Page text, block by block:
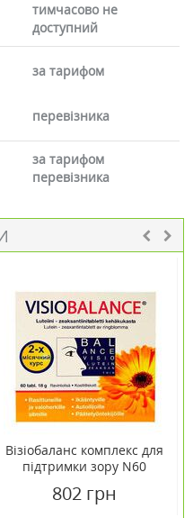
тимчасово не
доступний
за тарифом
перевізника
за тарифом
перевізника
Візіобаланс комплекс для
підтримки зору N60
802 грн